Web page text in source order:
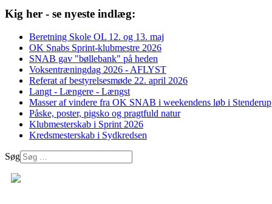
Kig her - se nyeste indlæg:
Beretning Skole OL 12. og 13. maj
OK Snabs Sprint-klubmestre 2026
SNAB gav "bøllebank" på heden
Voksentræningdag 2026 - AFLYST
Referat af bestyrelsesmøde 22. april 2026
Langt - Længere - Længst
Masser af vindere fra OK SNAB i weekendens løb i Stenderup
Påske, poster, pigsko og pragtfuld natur
Klubmesterskab i Sprint 2026
Kredsmesterskab i Sydkredsen
Søg